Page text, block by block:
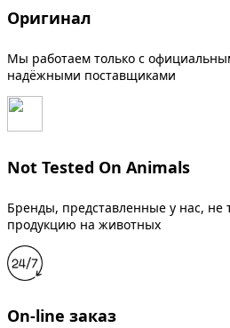
Оригинал
Мы работаем только с
надёжными поставщиками
Not Tested On Animals
Бренды, представленные у нас, не
продукцию на животных
On-line заказ